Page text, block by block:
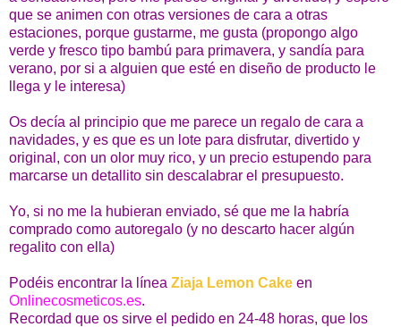
que se animen con otras versiones de cara a otras
estaciones, porque gustarme, me gusta (propongo algo
verde y fresco tipo bambú para primavera, y sandía para
verano, por si a alguien que esté en diseño de producto le
llega y le interesa)
Os decía al principio que me parece un regalo de cara a
navidades, y es que es un lote para disfrutar, divertido y
original, con un olor muy rico, y un precio estupendo para
marcarse un detallito sin descalabrar el presupuesto.
Yo, si no me la hubieran enviado, sé que me la habría
comprado como autoregalo (y no descarto hacer algún
regalito con ella)
Podéis encontrar la línea Ziaja Lemon Cake en
Onlinecosmeticos.es.
Recordad que os sirve el pedido en 24-48 horas, que los